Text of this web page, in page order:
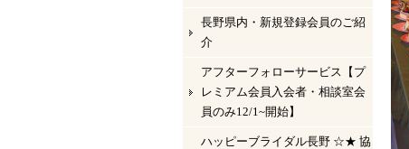
長野県内・新規登録会員のご紹
介
アフターフォローサービス【プ
レミアム会員入会者・相談室会
員のみ12/1~開始】
ハッピーブライダル長野 ☆★ 協